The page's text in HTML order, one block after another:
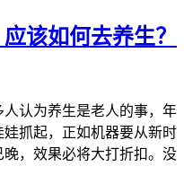
该如何去养生？
认为养生是老人的事，年
抓起，正如机器要从新时
，效果必将大打折扣。没